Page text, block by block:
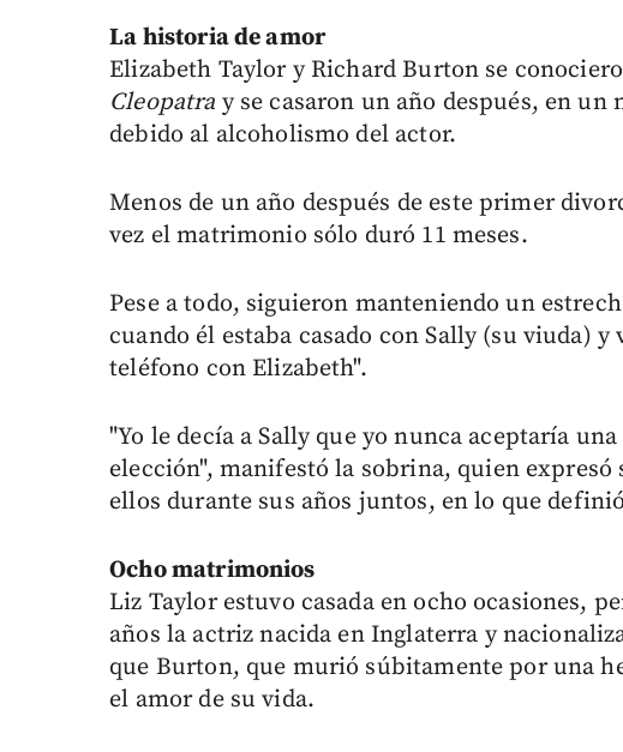
La historia de amor
Elizabeth Taylor y Richard Burton se
Cleopatra y se casaron un año después, en
debido al alcoholismo del actor.
Menos de un año después de este primer
vez el matrimonio sólo duró 11 meses.
Pese a todo, siguieron manteniendo un
cuando él estaba casado con Sally (su viuda)
teléfono con Elizabeth".
"Yo le decía a Sally que yo nunca aceptaría
elección", manifestó la sobrina, quien
ellos durante sus años juntos, en lo que
Ocho matrimonios
Liz Taylor estuvo casada en ocho ocasiones,
años la actriz nacida en Inglaterra y
que Burton, que murió súbitamente por una
el amor de su vida.